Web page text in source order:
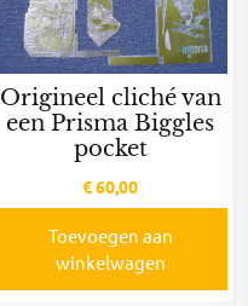
Origineel cliché van
een Prisma Biggles
pocket
€60,00
Toevoegen aan
winkelwagen